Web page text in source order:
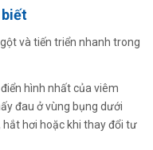
biết
và tiến triển nhanh trong
hình nhất của viêm
đau ở vùng bụng dưới
hắt hơi hoặc khi thay đổi tư